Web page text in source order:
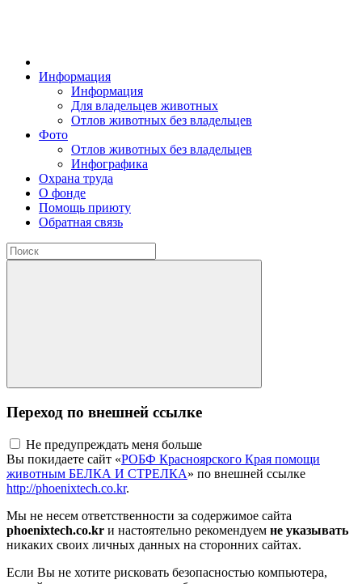
Информация
Информация
Для владельцев животных
Отлов животных без владельцев
Фото
Отлов животных без владельцев
Инфографика
Охрана труда
О фонде
Помощь приюту
Обратная связь
Переход по внешней ссылке
Не предупреждать меня больше
Вы покидаете сайт «РОБФ Красноярского Края помощи
животным БЕЛКА И СТРЕЛКА» по внешней ссылке
http://phoenixtech.co.kr.
Мы не несем ответственности за содержимое сайта
phoenixtech.co.kr и настоятельно рекомендуем не указывать
никаких своих личных данных на сторонних сайтах.
Если Вы не хотите рисковать безопасностью компьютера,